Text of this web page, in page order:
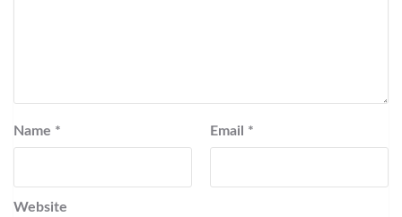
Name * Email *
Website